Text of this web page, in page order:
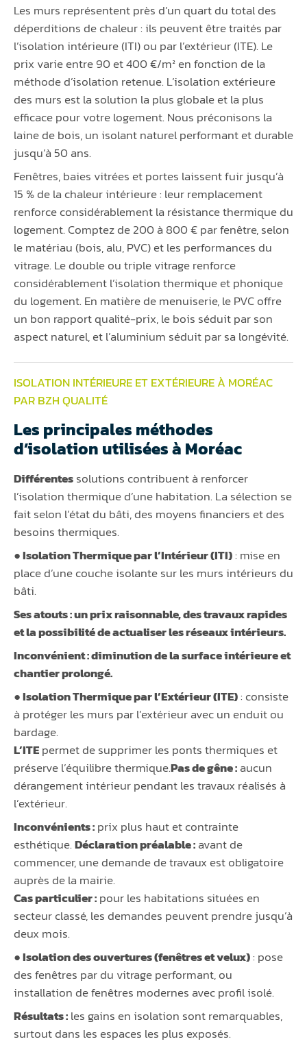
Les murs représentent près d’un quart du total des
déperditions de chaleur : ils peuvent être traités par
l’isolation intérieure (ITI) ou par l’extérieur (ITE). Le
prix varie entre 90 et 400 €/m² en fonction de la
méthode d’isolation retenue. L’isolation extérieure
des murs est la solution la plus globale et la plus
efficace pour votre logement. Nous préconisons la
laine de bois, un isolant naturel performant et durable
jusqu’à 50 ans.
Fenêtres, baies vitrées et portes laissent fuir jusqu’à
15 % de la chaleur intérieure : leur remplacement
renforce considérablement la résistance thermique du
logement. Comptez de 200 à 800 € par fenêtre, selon
le matériau (bois, alu, PVC) et les performances du
vitrage. Le double ou triple vitrage renforce
considérablement l’isolation thermique et phonique
du logement. En matière de menuiserie, le PVC offre
un bon rapport qualité-prix, le bois séduit par son
aspect naturel, et l’aluminium séduit par sa longévité.
ISOLATION INTÉRIEURE ET EXTÉRIEURE À MORÉAC
PAR BZH QUALITÉ
Les principales méthodes
d’isolation utilisées à Moréac
Différentessolutions contribuent à renforcer
l’isolation thermique d’une habitation. La sélection se
fait selon l’état du bâti, des moyens financiers et des
besoins thermiques.
● Isolation Thermique par l’Intérieur (ITI): mise en
place d’une couche isolante sur les murs intérieurs du
bâti.
Ses atouts :un prix raisonnable, des travaux rapides
et la possibilité de actualiser les réseaux intérieurs.
Inconvénient :diminution de la surface intérieure et
chantier prolongé.
● Isolation Thermique par l’Extérieur (ITE): consiste
à protéger les murs par l’extérieur avec un enduit ou
bardage.
L’ITEpermet de supprimer les ponts thermiques et
préserve l’équilibre thermique.Pas de gêne :aucun
dérangement intérieur pendant les travaux réalisés à
l’extérieur.
Inconvénients :prix plus haut et contrainte
esthétique.Déclaration préalable :avant de
commencer, une demande de travaux est obligatoire
auprès de la mairie.
Cas particulier :pour les habitations situées en
secteur classé, les demandes peuvent prendre jusqu’à
deux mois.
● Isolation des ouvertures (fenêtres et velux): pose
des fenêtres par du vitrage performant, ou
installation de fenêtres modernes avec profil isolé.
Résultats :les gains en isolation sont remarquables,
surtout dans les espaces les plus exposés.